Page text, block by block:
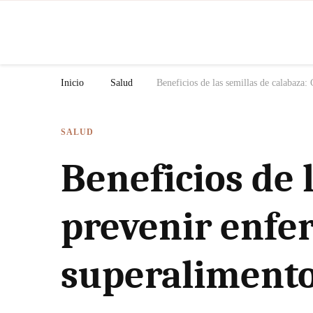
Inicio Salud Beneficios de las semillas de
SALUD
Beneficios de
prevenir